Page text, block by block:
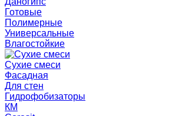
Готовые
Полимерные
Универсальные
Влагостойкие
Сухие смеси
Фасадная
Для стен
Гидрофобизаторы
КМ